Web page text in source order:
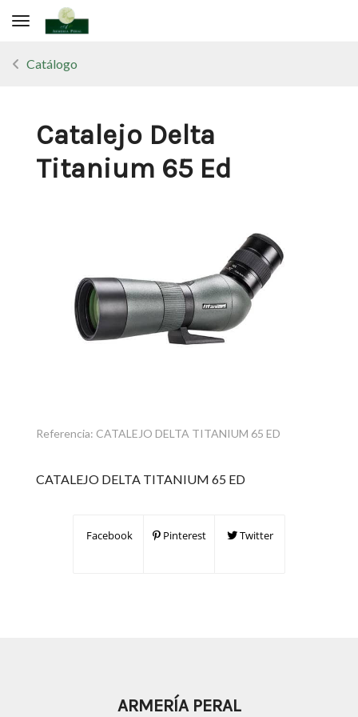
Toggle navigation
Catálogo
Catalejo Delta
Titanium 65 Ed
Referencia: CATALEJO DELTA TITANIUM 65 ED
CATALEJO DELTA TITANIUM 65 ED
Facebook Pinterest Twitter
ARMERÍA PERAL